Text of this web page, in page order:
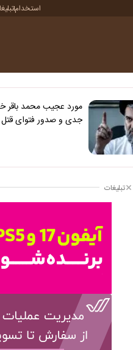
استخدام
مورد عجیب محمد باقر
جدی و صدور فتوای
تبلیغات